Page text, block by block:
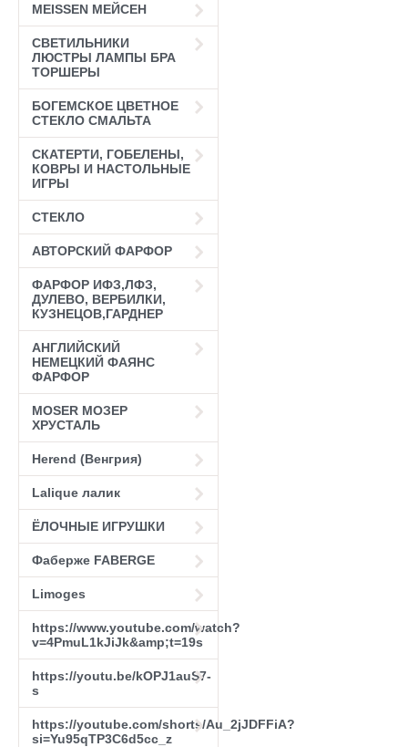
MEISSEN МЕЙСЕН
СВЕТИЛЬНИКИ
ЛЮСТРЫ ЛАМПЫ БРА
ТОРШЕРЫ
БОГЕМСКОЕ ЦВЕТНОЕ
СТЕКЛО СМАЛЬТА
СКАТЕРТИ, ГОБЕЛЕНЫ,
КОВРЫ И НАСТОЛЬНЫЕ
ИГРЫ
СТЕКЛО
АВТОРСКИЙ ФАРФОР
ФАРФОР ИФЗ,ЛФЗ,
ДУЛЕВО, ВЕРБИЛКИ,
КУЗНЕЦОВ,ГАРДНЕР
АНГЛИЙСКИЙ
НЕМЕЦКИЙ ФАЯНС
ФАРФОР
MOSER МОЗЕР
ХРУСТАЛЬ
Herend (Венгрия)
Lalique лалик
ЁЛОЧНЫЕ ИГРУШКИ
Фаберже FABERGE
Limoges
https://www.youtube.com/watch?
v=4PmuL1kJiJk&amp;t=19s
https://youtu.be/kOPJ1auS7-
s
https://youtube.com/shorts/Au_2jJDFFiA?
si=Yu95qTP3C6d5cc_z